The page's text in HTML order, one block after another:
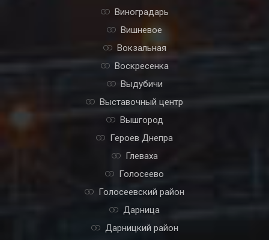
Виноградарь
Вишневое
Вокзальная
Воскресенка
Выдубичи
Выставочный центр
Вышгород
Героев Днепра
Глеваха
Голосеево
Голосеевский район
Дарница
Дарницкий район